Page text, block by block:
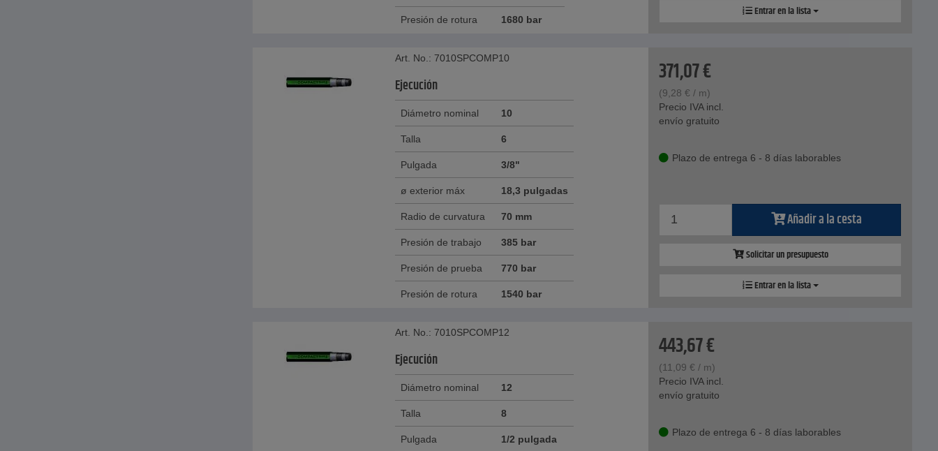
Presión de rotura 1680 bar
Entrar en la lista
Art. No.: 7010SPCOMP10
Ejecución
Diámetro nominal 10
Talla 6
Pulgada 3/8"
ø exterior máx 18,3 pulgadas
Radio de curvatura 70 mm
Presión de trabajo 385 bar
Presión de prueba 770 bar
Presión de rotura 1540 bar
371,07€
(9,28 € / m)
Precio IVA incl.
envío gratuito
Plazo de entrega 6 - 8 días laborables
Añadir a la cesta
Solicitar un presupuesto
Entrar en la lista
Art. No.: 7010SPCOMP12
Ejecución
Diámetro nominal 12
Talla 8
Pulgada 1/2 pulgada
443,67€
(11,09 € / m)
Precio IVA incl.
envío gratuito
Plazo de entrega 6 - 8 días laborables